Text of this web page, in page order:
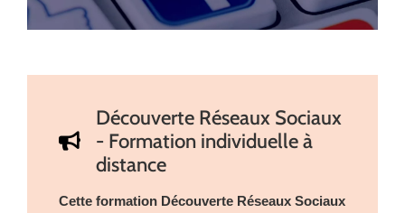
Découverte Réseaux Sociaux
- Formation individuelle à
distance
Cette formation Découverte Réseaux Sociaux